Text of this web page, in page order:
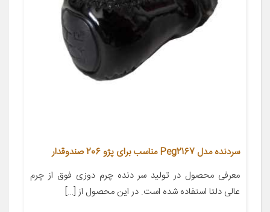
سردنده مدل Peg2167 مناسب برای پژو 206 صندوقدار
معرفی محصول در تولید سر دنده چرم دوزی فوق از چرم
عالی دلتا استفاده شده است. در این محصول از […]